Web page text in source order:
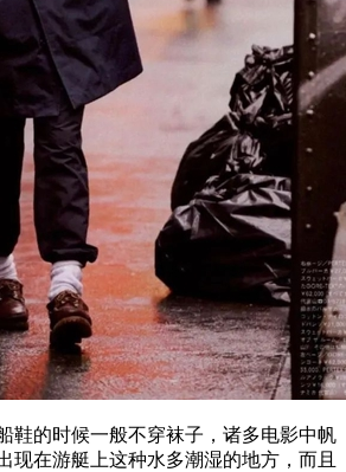
的时候一般不穿袜子，诸多电影中帆
现在游艇上这种水多潮湿的地方，而且